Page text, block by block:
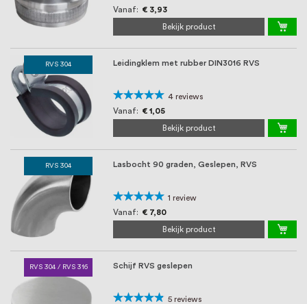
100%
Vanaf
€ 3,93
Bekijk product
RVS 304 Leidingklem met rubber DIN3016 RVS
Waardering:
100%
4 reviews
Vanaf
€ 1,05
Bekijk product
RVS 304 Lasbocht 90 graden, Geslepen, RVS
Waardering:
100%
1 review
Vanaf
€ 7,80
Bekijk product
RVS 304 / RVS 316 Schijf RVS geslepen
Waardering: 5 reviews